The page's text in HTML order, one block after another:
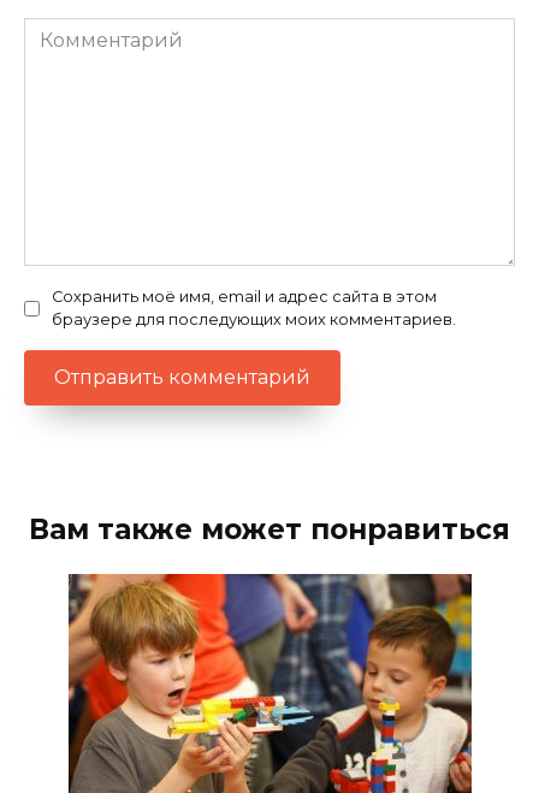
Комментарий
Сохранить моё имя, email и адрес сайта в этом
браузере для последующих моих комментариев.
Вам также может понравиться